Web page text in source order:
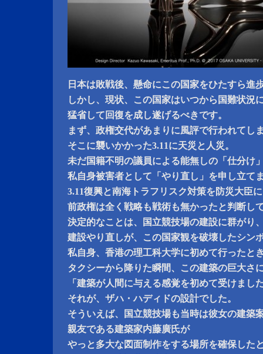
日本は敗戦後、懸命にこの国家をひたすら進
しかし、現状、この国家はいつから国難状況
猛省して回復を成し遂げるべきです。
まず、政権交代があまりに風評で行われてし
そこに襲いかかった3.11に天災と人災。
未だ国籍不明の議員による能無しの「仕分け
私自身被害者として「やり直し」を申し立て
3.11復興と南海トラフリスク対策を防災大臣
前政権は全く戦略も戦術も無かったと判断し
決定的なことは、国立競技場の建設に群がり
建設やり直しが、この国家観を破壊したシン
私自身、香港の理工科大学に初めて行ったと
タクシーから降りた瞬間、この建築の巨大さ
「建築が人間に与える感覚を初めて受けまし
それが、ザハ・ハディドの設計でした。
そういえば、国立競技場も当時は彼女の建築
親友である建築家内藤廣氏が
やっと多大な図面制作をする場所を確保した